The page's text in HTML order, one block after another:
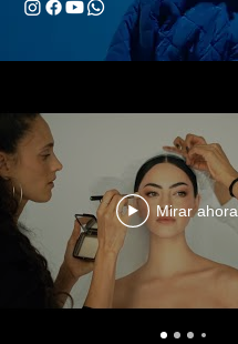
Mirar ahora